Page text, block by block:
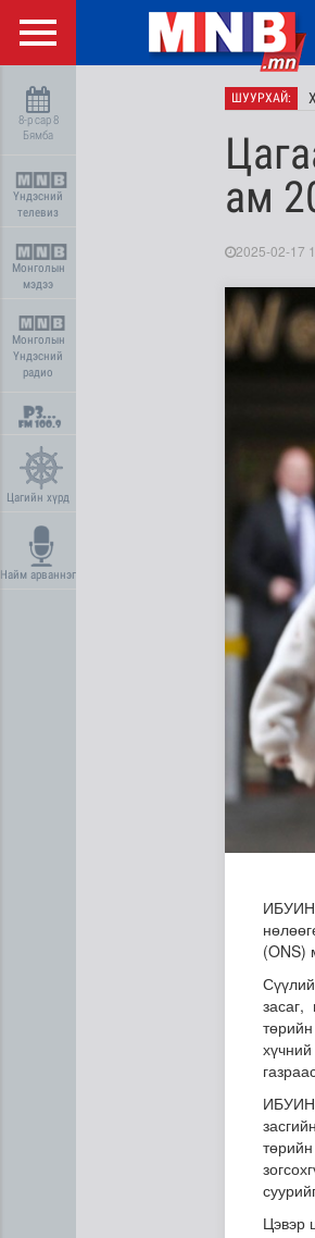
8-р сар 8
Бямба
Үндэсний
телевиз
Монголын
мэдээ
Монголын
Үндэсний
радио
Цагийн хүрд
Найм арваннэг
ШУУРХАЙ:
ам
2025-02-17
(ONS)
Цэвэр